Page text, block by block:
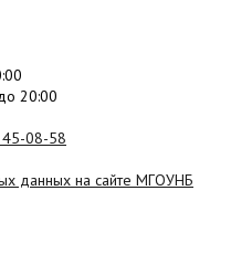
20:00
45-08-58
данных на сайте МГОУНБ